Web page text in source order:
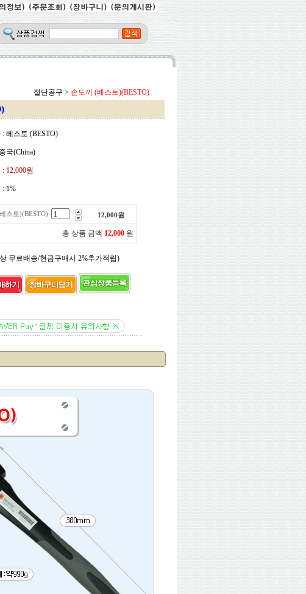
절단공구 > 손도끼 (베스토)(BESTO)
베스토 (BESTO)
국(China)
: 12,000원
: 1%
스토)(BESTO) 12,000원
총 상품 금액 12,000 원
무료배송/현금구매시 2%추가적립)